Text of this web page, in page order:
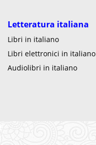
Letteratura italiana
Libri in italiano
Libri elettronici in italiano
Audiolibri in italiano